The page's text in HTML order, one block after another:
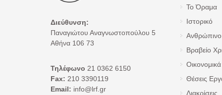
Διεύθυνση:
Παναγιώτου Αναγνωστοπούλου 5
Αθήνα 106 73
Τηλέφωνο 21 0362 6150
Fax: 210 3390119
Email: info@lrf.gr
Το Όραμα
Ιστορικό
Ανθρώπινο
Βραβείο
Οικονομικά
Θέσεις
Διακρίσεις